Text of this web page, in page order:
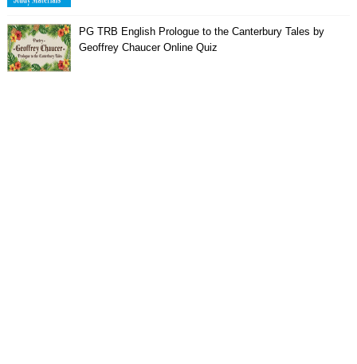
PG TRB English Prologue to the Canterbury Tales by
Geoffrey Chaucer Online Quiz